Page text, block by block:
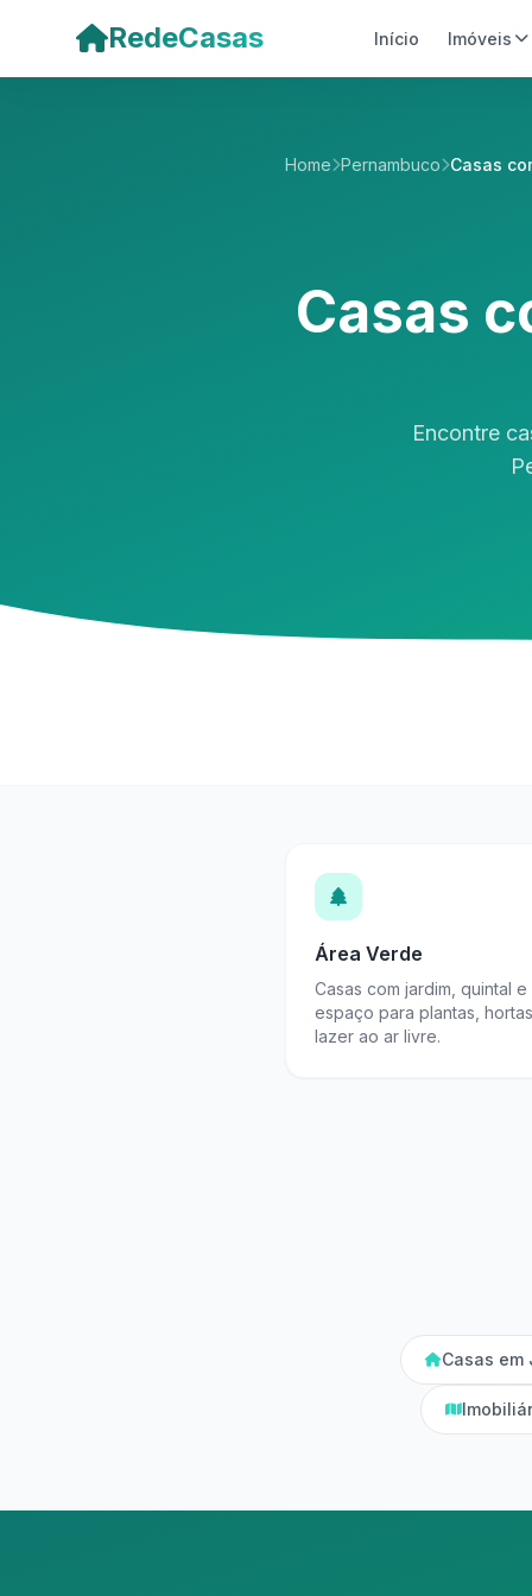
RedeCasas Início Imóveis
Home Pernambuco Casas
Casas
Encontre
Área Verde
Casas com jardim, quintal e
espaço para plantas,
lazer ao ar livre.
Casas em